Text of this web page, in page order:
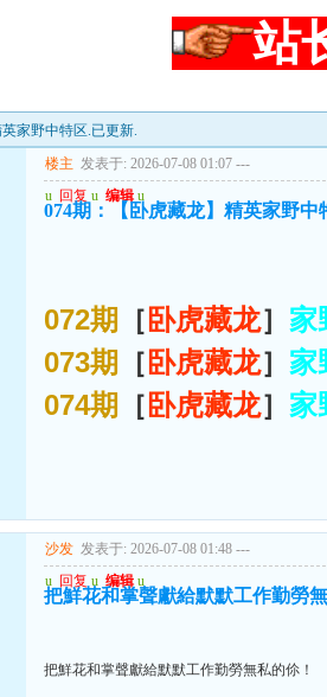
站
家野中特区.已更新.
楼主 发表于: 2026-07-08 01:07 ---
u 回复 u 编辑 u
074期：【卧虎藏龙】精英家野中
072期 ［ 卧虎藏龙］ 家
073期
［ 卧虎藏龙］ 家
074期
［ 卧虎藏龙］ 家
沙发 发表于: 2026-07-08 01:48 ---
u 回复 u 编辑 u
把鮮花和掌聲獻給默默工作勤勞
把鮮花和掌聲獻給默默工作勤勞無私的伱！